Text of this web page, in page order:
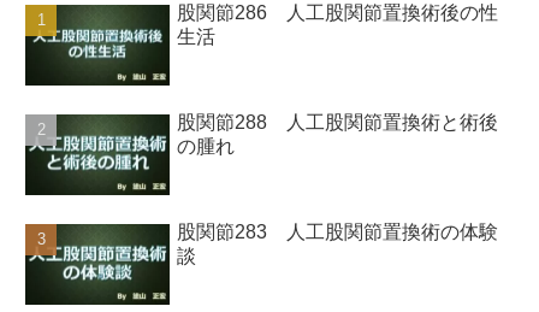
股関節286 人工股関節置換術後の性
生活
股関節288 人工股関節置換術と術後
の腫れ
股関節283 人工股関節置換術の体験
談